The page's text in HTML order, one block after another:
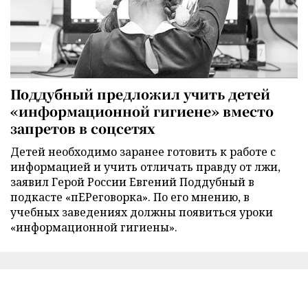
Поддубный предложил учить детей
«информационной гигиене» вместо
запретов в соцсетях
Детей необходимо заранее готовить к работе с
информацией и учить отличать правду от лжи,
заявил Герой России Евгений Поддубный в
подкасте «пЕРеговорка». По его мнению, в
учебных заведениях должны появиться уроки
«информационной гигиены».